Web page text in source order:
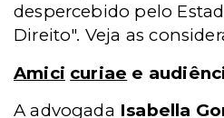
despercebido pelo
Direito". Veja as
Amici curiae e
A advogada Isabella